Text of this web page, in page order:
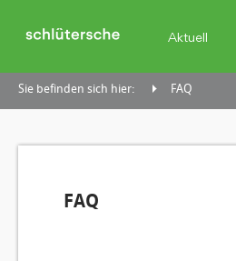
Aktuell
Sie befinden sich hier: FAQ
FAQ